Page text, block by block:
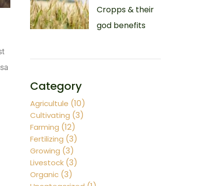
Cropps & their
god benefits
Category
Agricultule (10)
Cultivating (3)
Farming (12)
Fertilizing (3)
Growing (3)
Livestock (3)
Organic (3)